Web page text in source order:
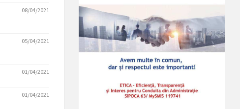
08/04/2021
05/04/2021
01/04/2021
01/04/2021